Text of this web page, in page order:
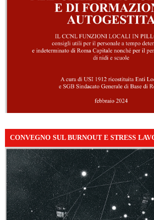
CONVEGNO SUL BURNOUT E STRESS